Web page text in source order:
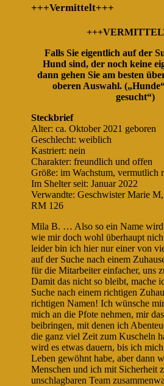
+++Vermittelt+++
Falls Sie eigentlich auf der
Hund sind, der noch keine
dann gehen Sie am besten
oberen Auswahl.
gesucht“)
Steckbrief
Alter: ca. Oktober 2021 geboren
Geschlecht: weiblich
Kastriert: nein
Charakter: freundlich und offen
Größe: im Wachstum, vermutlich
Im Shelter seit: Januar 2022
Verwandte: Geschwister Marie
RM 126
Mila B. … Also so ein Name wird
wie mir doch wohl überhaupt
leider bin ich hier nur einer von
auf der Suche nach einem
für die Mitarbeiter einfacher, uns
Damit das nicht so bleibt, mache
Suche nach einem richtigen
richtigen Namen! Ich wünsche
mich an die Pfote nehmen, mir
beibringen, mit denen ich
die ganz viel Zeit zum Kuscheln
wird es etwas dauern, bis ich
Leben gewöhnt habe, aber dann
Menschen und ich mit Sicherheit
unschlagbaren Team